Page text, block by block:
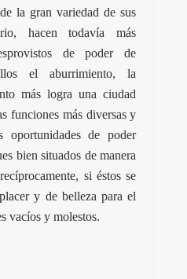
la gran variedad de sus
hacen todavía más
de poder de
el aburrimiento, la
más logra una ciudad
funciones más diversas y
oportunidades de poder
bien situados de manera
si éstos se
y de belleza para el
vacíos y molestos.